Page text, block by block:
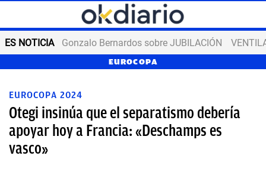
ES NOTICIA Gonzalo Bernardos sobre JUBILACIÓN
EUROCOPA
EUROCOPA 2024
Otegi insinúa que el separatismo debería
apoyar hoy a Francia: «Deschamps es
vasco»